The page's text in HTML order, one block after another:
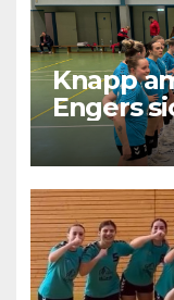
Knapp
Engers
Punkt